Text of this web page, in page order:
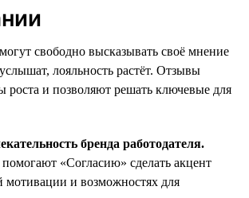
свободно высказывать своё мнение
лояльность растёт. Отзывы
роста и позволяют решать ключевые для
бренда работодателя.
«Согласию» сделать акцент
мотивации и возможностях для